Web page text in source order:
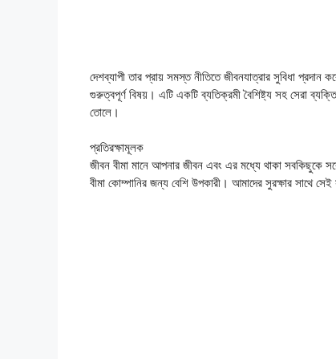
দেশব্যাপী তার প্রায় সমস্ত নীতিতে জীবনযাত্রার সুবিধা
গুরুত্বপূর্ণ বিষয়। এটি একটি ব্যতিক্রমী বৈশিষ্ট্য সহ সেরা
তোলে।
প্রতিরক্ষামূলক
জীবন বীমা মানে আপনার জীবন এবং এর মধ্যে থাকা সবকিছুকে
বীমা কোম্পানির জন্য বেশি উপকারী। আমাদের সুরক্ষার সাথে